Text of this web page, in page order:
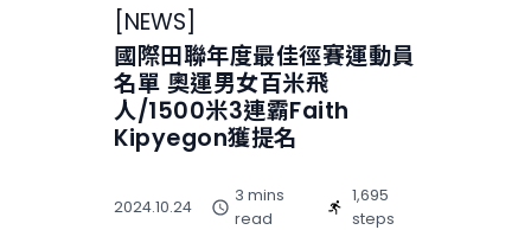
[NEWS]
國際田聯年度最佳徑賽運動員
名單 奧運男女百米飛
人/1500米3連霸Faith
Kipyegon獲提名
2024.10.24
3 mins
read
1,695
steps